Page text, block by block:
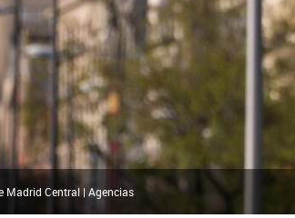
Madrid Central | Agencias